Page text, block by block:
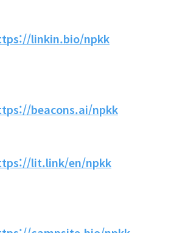
linkin.bio/npkk
beacons.ai/npkk
lit.link/en/npkk